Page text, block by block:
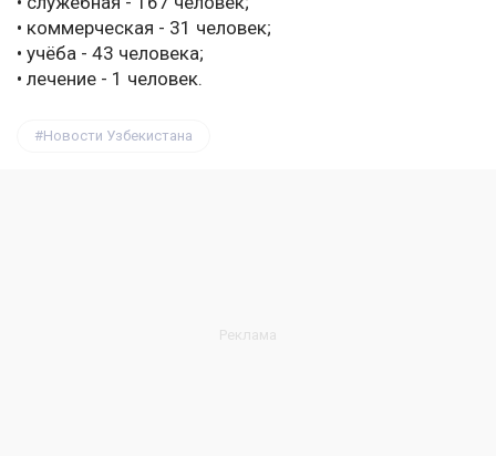
• коммерческая - 31 человек;
• учёба - 43 человека;
• лечение - 1 человек.
Новости Узбекистана